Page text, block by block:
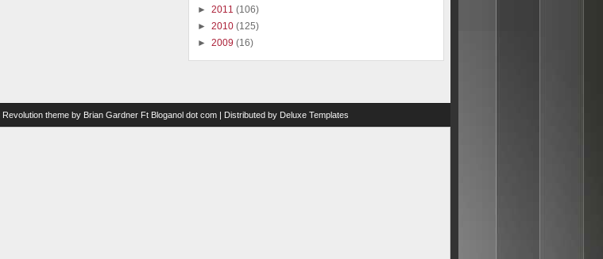
► 2011 (106)
► 2010 (125)
► 2009 (16)
Revolution theme by Brian Gardner Ft Bloganol dot com | Distributed by Deluxe Templates